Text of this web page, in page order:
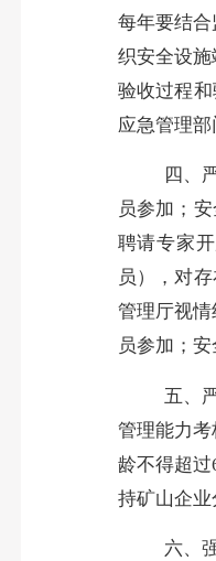
每年要结
织安全设
验收过程
应急管理部
四、
员参加；
聘请专家
员），对
管理厅视
员参加；
五、
管理能力
龄不得超
持矿山企业
六、